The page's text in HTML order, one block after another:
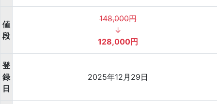
値
段
148,000円
↓
128,000円
登
録
日
2025年12月29日